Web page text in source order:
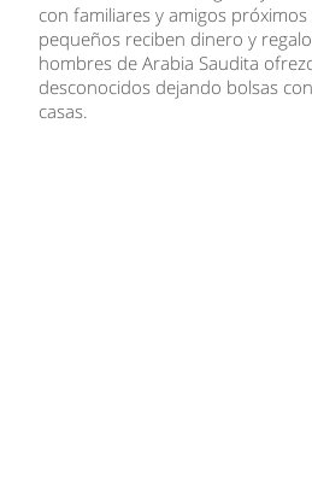
con familiares y amigos
pequeños reciben dinero y
hombres de Arabia Saudita
desconocidos dejando bolsas
casas.